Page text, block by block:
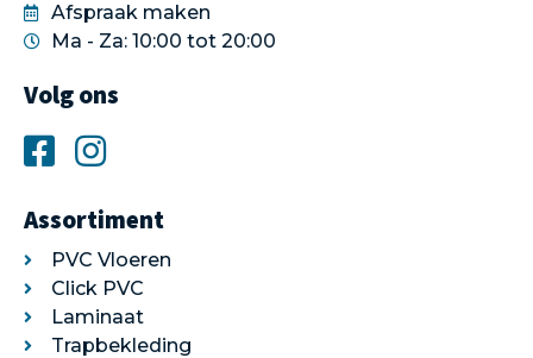
Afspraak maken
Ma - Za: 10:00 tot 20:00
Volg ons
Assortiment
PVC Vloeren
Click PVC
Laminaat
Trapbekleding